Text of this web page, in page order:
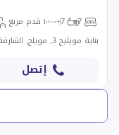
7+
7+ ١٠٬٠٠٠ قدم مربع
بناية مويليح 3, مويلح, الشارقة
إتصل